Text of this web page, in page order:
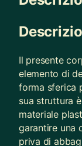
Il presente
elemento di
forma sferica
sua struttura
materiale
garantire una
priva di